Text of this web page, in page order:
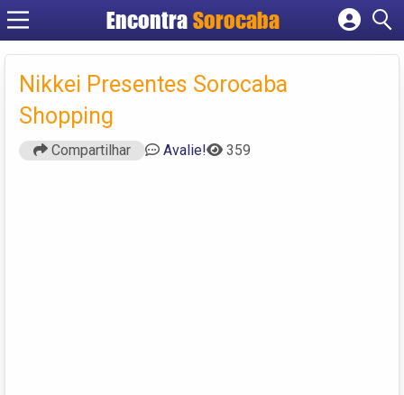
EncontraSorocaba
Cadastrar empresa
Criar conta
Nikkei Presentes Sorocaba
Shopping
Compartilhar Avalie! 359